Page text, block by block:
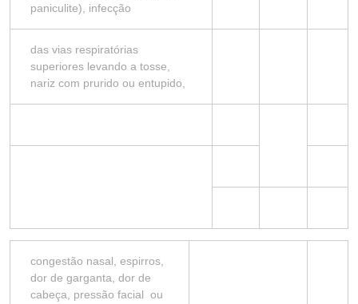
paniculite), infecção
das vias respiratórias
superiores levando a tosse,
nariz com prurido ou entupido,
congestão nasal, espirros,
dor de garganta, dor de
cabeça, pressão facial ou